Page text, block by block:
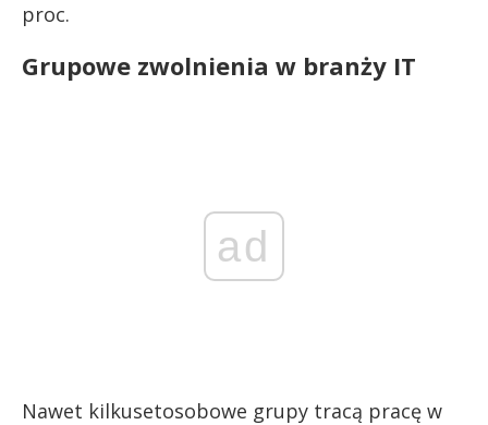
proc.
Grupowe zwolnienia w branży IT
ad
Nawet kilkusetosobowe grupy tracą pracę w